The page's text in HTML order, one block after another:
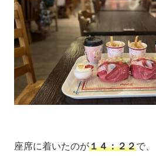
座席に着いたのが１４：２２で、